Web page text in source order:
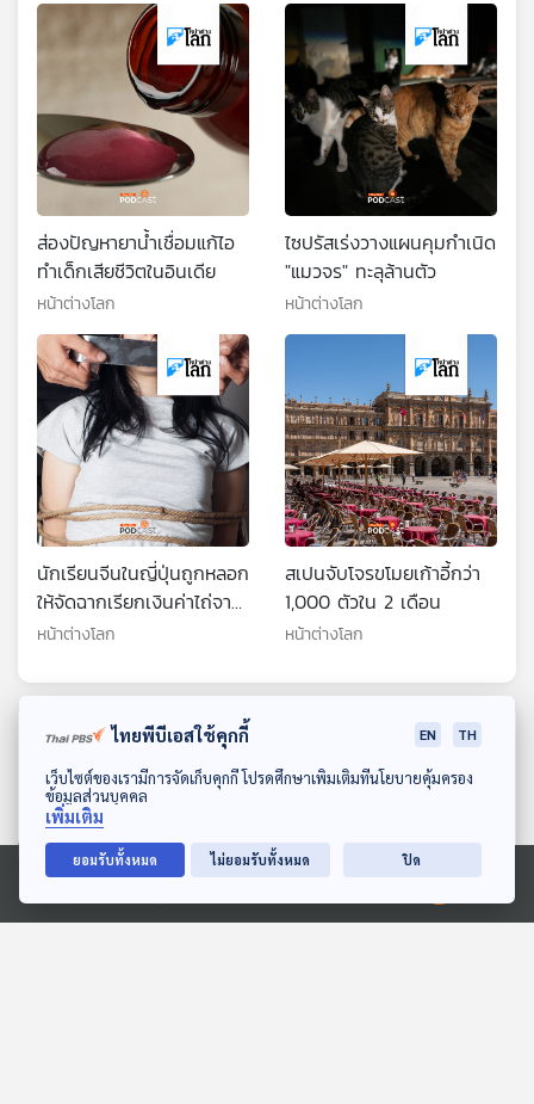
ดาวน์โหลด Thai PBS Podcast Application
Ⓒ 2020 องค์การกระจายเสียงและแพร่ภาพสาธารณะแห่งประเทศไทย
ส่องปัญหายาน้ำเชื่อมแก้ไอ
ทำเด็กเสียชีวิตในอินเดีย
หน้าต่างโลก
ไซปรัสเร่งวางแผนคุมกำเนิด
"แมวจร" ทะลุล้านตัว
หน้าต่างโลก
นักเรียนจีนในญี่ปุ่นถูกหลอก
ให้จัดฉากเรียกเงินค่าไถ่จาก
พ่อแม่
หน้าต่างโลก
สเปนจับโจรขโมยเก้าอี้กว่า
1,000 ตัวใน 2 เดือน
หน้าต่างโลก
ตอนที่เกี่ยวข้องไทยพีบีเอสใช้คุกกี้ EN TH
เว็บไซต์ของเรามีการจัดเก็บคุกกี้ โปรดศึกษาเพิ่มเติมที่นโยบายคุ้มครอง
ข้อมูลส่วนบุคคล
เพิ่มเติม
ยอมรับทั้งหมด ไม่ยอมรับทั้งหมด ปิด